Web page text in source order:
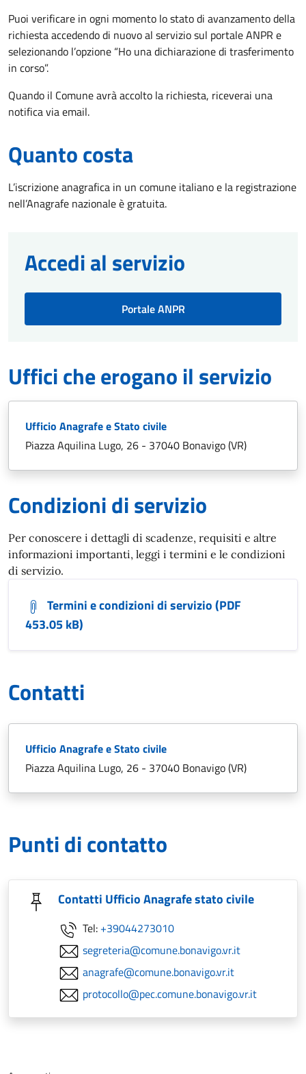
Puoi verificare in ogni momento lo stato di avanzamento della
richiesta accedendo di nuovo al servizio sul portale ANPR e
selezionando l’opzione “Ho una dichiarazione di trasferimento
in corso”.
Quando il Comune avrà accolto la richiesta, riceverai una
notifica via email.
Quanto costa
L’iscrizione anagrafica in un comune italiano e la registrazione
nell’Anagrafe nazionale è gratuita.
Accedi al servizio
Portale ANPR
Uffici che erogano il servizio
Ufficio Anagrafe e Stato civile
Piazza Aquilina Lugo, 26 - 37040 Bonavigo (VR)
Condizioni di servizio
Per conoscere i dettagli di scadenze, requisiti e altre
informazioni importanti, leggi i termini e le condizioni
di servizio.
Termini e condizioni di servizio (PDF
453.05 kB)
Contatti
Ufficio Anagrafe e Stato civile
Piazza Aquilina Lugo, 26 - 37040 Bonavigo (VR)
Punti di contatto
Contatti Ufficio Anagrafe stato civile
Tel: +39044273010
segreteria@comune.bonavigo.vr.it
anagrafe@comune.bonavigo.vr.it
protocollo@pec.comune.bonavigo.vr.it